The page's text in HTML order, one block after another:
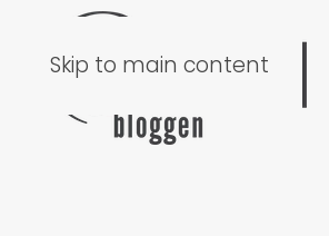
Skip to main content